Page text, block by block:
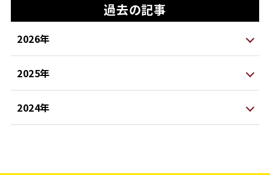
過去の記事
2026年
2025年
2024年